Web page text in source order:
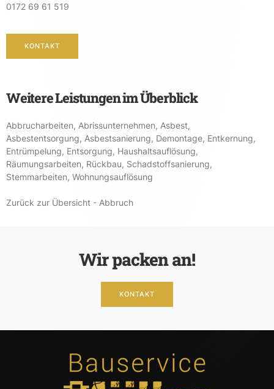
0172 69 61 519
KONTAKT
Weitere Leistungen im Überblick
Abbrucharbeiten, Abrissunternehmen, Asbest,
Asbestentsorgung, Asbestsanierung, Demontage, Entkernung,
Entrümpelung, Entsorgung, Haushaltsauflösung,
Räumungsarbeiten, Rückbau, Schadstoffsanierung,
Stemmarbeiten, Wohnungsauflösung
Zurück zur Übersicht - Abbruch
Wir packen an!
KONTAKT